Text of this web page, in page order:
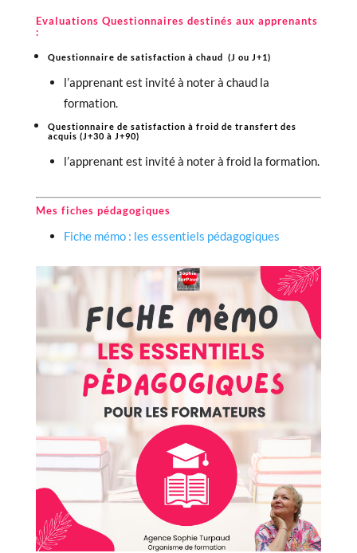
Evaluations Questionnaires destinés aux apprenants
:
Questionnaire de satisfaction à chaud (J ou J+1)
l’apprenant est invité à noter à chaud la
formation.
Questionnaire de satisfaction à froid de transfert des
acquis (J+30 à J+90)
l’apprenant est invité à noter à froid la formation.
Mes fiches pédagogiques ‍
Fiche mémo : les essentiels pédagogiques